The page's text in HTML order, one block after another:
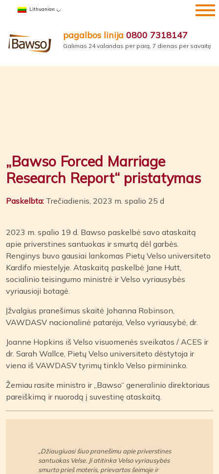
Pereiti
Lithuanian
pagalbos linija 0800 7318147
Galimas 24 valandas per parą, 7 dienas per savaitę
„Bawso Forced Marriage
Research Report“ pristatymas
Paskelbta: Trečiadienis, 2023 m. spalio 25 d
2023 m. spalio 19 d. Bawso paskelbė savo ataskaitą
apie priverstines santuokas ir smurtą dėl garbės.
Renginys buvo gausiai lankomas Pietų Velso universiteto
Kardifo miestelyje. Ataskaitą paskelbė Jane Hutt,
socialinio teisingumo ministrė ir Velso vyriausybės
vyriausioji botagė.
Įžvalgius pranešimus skaitė Johanna Robinson,
VAWDASV nacionalinė patarėja, Velso vyriausybė, dr.
Joanne Hopkins iš Velso visuomenės sveikatos / ACES ir
dr. Sarah Wallce, Pietų Velso universiteto dėstytoja ir
viena iš VAWDASV tyrimų tinklo Velso pirmininko.
Žemiau rasite ministro ir „Bawso“ generalinio direktoriaus
pareiškimą ir nuorodą į suvestinę ataskaitą.
„Džiaugiuosi šiuo pranešimu apie priverstines
santuokas Velse. Ji atitinka Velso vyriausybės
smurto prieš moteris, prievartos šeimoje ir